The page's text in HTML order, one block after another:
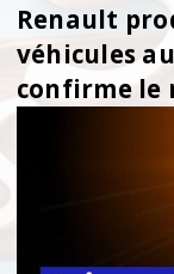
Renault
véhicules
confirme le